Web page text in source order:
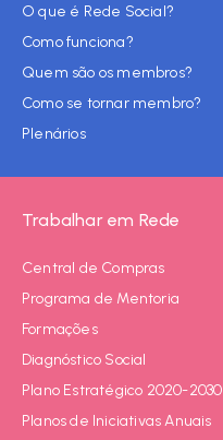
O que é Rede Social?
Como funciona?
Quem são os membros?
Como se tornar membro?
Plenários
Trabalhar em Rede
Central de Compras
Programa de Mentoria
Formações
Diagnóstico Social
Plano Estratégico 2020-2030
Planos de Iniciativas Anuais